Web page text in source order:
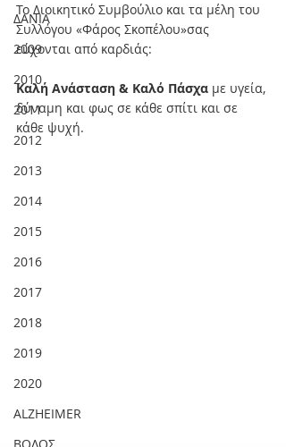
ΔΑΝΙΑ
2009
2010
2011
2012
2013
2014
2015
2016
2017
2018
2019
2020
ALZHEIMER
Το Διοικητικό Συμβούλιο και τα μέλη του
Συλλόγου «Φάρος Σκοπέλου»σας
εύχονται από καρδιάς:
Καλή Ανάσταση & Καλό Πάσχα με υγεία,
δύναμη και φως σε κάθε σπίτι και σε
κάθε ψυχή.